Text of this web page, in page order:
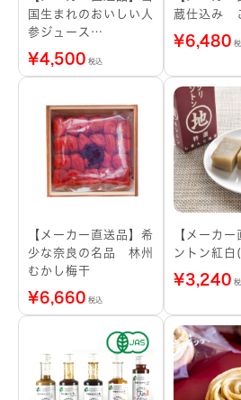
国生まれのおいしい人
参ジュース
350mL×5本
¥4,500 税込
蔵仕込み
¥6,480
【メーカー直送品】希
少な奈良の名品 林州
むかし梅干
¥6,660 税込
【メーカ
ントン紅白
¥3,240